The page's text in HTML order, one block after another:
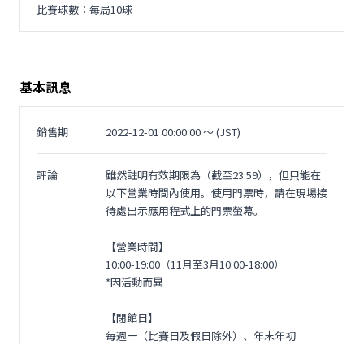
比賽球數：每局10球
基本訊息
銷售期 2022-12-01 00:00:00 〜 (JST)
評論
雖然註明有效期限為（截至23:59），但只能在
以下營業時間內使用。使用門票時，請在現場接
待處出示應用程式上的門票螢幕。
【營業時間】
10:00-19:00（11月至3月10:00-18:00）
*因活動而異
【閉館日】
每週一（比賽日及假日除外）、年末年初